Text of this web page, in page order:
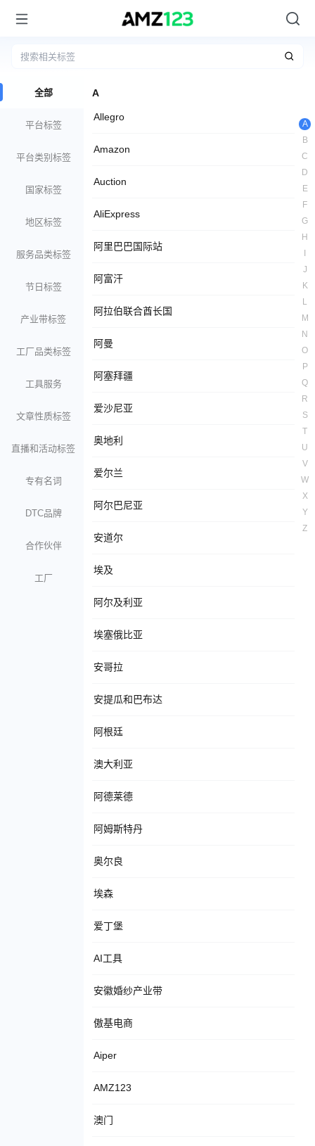
全部
平台标签
平台类别标签
国家标签
地区标签
服务品类标签
节日标签
产业带标签
工厂品类标签
工具服务
文章性质标签
直播和活动标签
专有名词
DTC品牌
合作伙伴
工厂
A
Allegro
Amazon
Auction
AliExpress
阿里巴巴国际站
阿富汗
阿拉伯联合酋长国
阿曼
阿塞拜疆
爱沙尼亚
奥地利
爱尔兰
阿尔巴尼亚
安道尔
埃及
阿尔及利亚
埃塞俄比亚
安哥拉
安提瓜和巴布达
阿根廷
澳大利亚
阿德莱德
阿姆斯特丹
奥尔良
埃森
爱丁堡
AI工具
安徽婚纱产业带
傲基电商
Aiper
AMZ123
澳门
A
B
C
D
E
F
G
H
J
K
L
M
N
O
P
Q
R
S
T
U
V
W
X
Y
Z